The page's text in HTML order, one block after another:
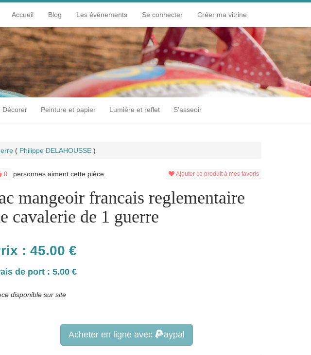
Accueil Blog Les événements Se connecter Créer ma vitrine
Décorer Peinture et papier Lumière et reflet S'asseoir
( Philippe DELAHOUSSE )
Ajouter ce produit à mes favoris
0 personnes aiment cette pièce.
mangeoir francais reglementaire
cavalerie de 1 guerre
: 45.00 €
de port : 5.00 €
disponible sur site
Acheter en ligne avec aypal